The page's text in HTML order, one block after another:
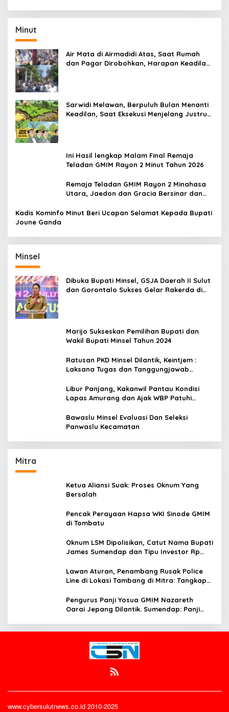
Minut
Air Mata di Airmadidi Atas, Saat Rumah
dan Pagar Dirobohkan, Harapan Keadilan
Sarwidi Melawan, Berpuluh Bulan Menanti
Keadilan, Saat Eksekusi Menjelang Justru
Ini Hasil lengkap Malam Final Remaja
Teladan GMIM Rayon 2 Minut Tahun 2026
Remaja Teladan GMIM Rayon 2 Minahasa
Utara, Jaedon dan Gracia Bersinar dan
Kadis Kominfo Minut Beri Ucapan Selamat Kepada Bupati
Joune Ganda
Minsel
Dibuka Bupati Minsel, GSJA Daerah II Sulut
dan Gorontalo Sukses Gelar Rakerda di
Marijo Sukseskan Pemilihan Bupati dan
Wakil Bupati Minsel Tahun 2024
Ratusan PKD Minsel Dilantik, Keintjem :
Laksana Tugas dan Tanggungjawab
Libur Panjang, Kakanwil Pantau Kondisi
Lapas Amurang dan Ajak WBP Patuhi
Bawaslu Minsel Evaluasi Dan Seleksi
Panwaslu Kecamatan
Mitra
Ketua Aliansi Suak: Proses Oknum Yang
Bersalah
Pencak Perayaan Hapsa WKI Sinode GMIM
di Tombatu
Oknum LSM Dipolisikan, Catut Nama Bupati
James Sumendap dan Tipu Investor Rp
Lawan Aturan, Penambang Rusak Police
Line di Lokasi Tambang di Mitra: Tangkap
Pengurus Panji Yosua GMIM Nazareth
Oarai Jepang Dilantik. Sumendap: Panji
www.cybersulutnews.co.id 2010-2025